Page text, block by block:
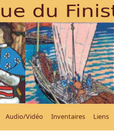
Audio/Vidéo Inventaires Liens